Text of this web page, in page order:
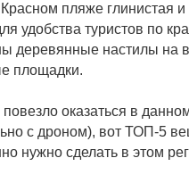
пляже глинистая
удобства туристов по
деревянные настилы на
площадки.
оказаться в
с дроном), вот ТОП-5
нужно сделать в этом